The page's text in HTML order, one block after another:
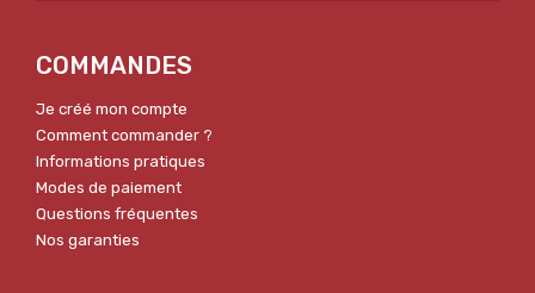
COMMANDES
Je créé mon compte
Comment commander ?
Informations pratiques
Modes de paiement
Questions fréquentes
Nos garanties